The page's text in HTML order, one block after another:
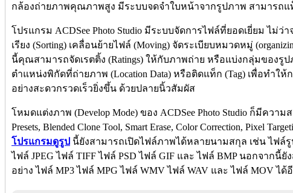
กล้องถ่ายภาพคุณภาพสูง มีระบบจดจำใบหน้าจากรูปภาพ สามารถ
โปรแกรม ACDSee Photo Studio มีระบบจัดการไฟล์ที่ยอดเยี่ยม ไม่ว่
เรียง (Sorting) เคลื่อนย้ายไฟล์ (Moving) จัดระเบียบหมวดหมู่
นี้คุณสามารถจัดเรตติ้ง (Ratings) ให้กับภาพถ่าย หรือแบ่งกลุ่มของรูป
ตำแหน่งพิกัดที่ถ่ายภาพ (Location Data) หรือติดแท็ก (Tag) เพื่อทำใ
อย่างสะดวกรวดเร็วยิ่งขึ้น ด้วยปลายนิ้วสัมผัส
โหมดแต่งภาพ (Develop Mode) ของ ACDSee Photo Studio ก็มีคว
Presets, Blended Clone Tool, Smart Erase, Color Correction, Pixel
โปรแกรมดูรูป นี้ยังสามารถเปิดไฟล์ภาพได้หลายนามสกุล เช่น ไฟล์
ไฟล์ JPEG ไฟล์ TIFF ไฟล์ PSD ไฟล์ GIF และ ไฟล์ BMP นอกจากนี้
อย่าง ไฟล์ MP3 ไฟล์ MPG ไฟล์ WMV ไฟล์ WAV และ ไฟล์ MOV ได้